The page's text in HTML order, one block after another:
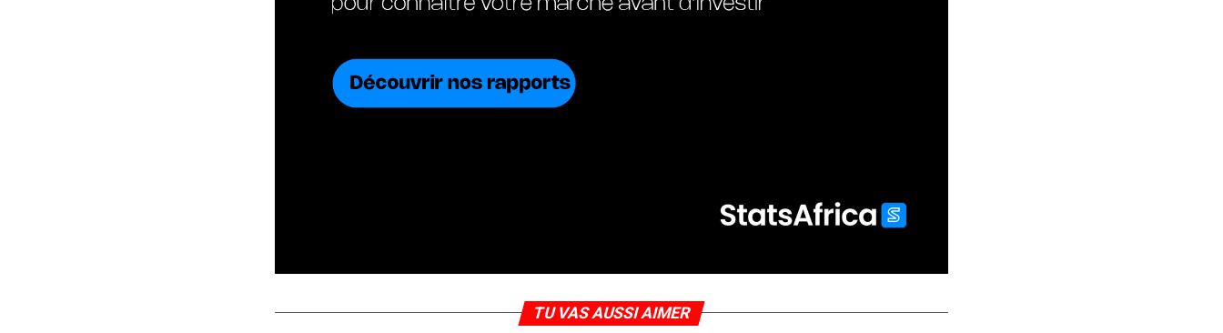
TU VAS AUSSI AIMER